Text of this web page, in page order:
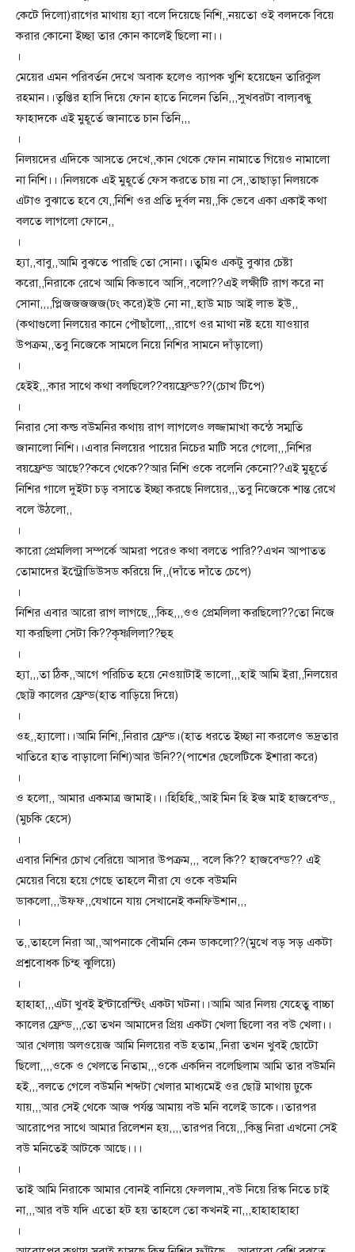
কেটে দিলো)রাগের মাথায় হ্যা বলে দিয়েছে নিশি,,নয়তো ওই বলদকে বিয়ে
করার কোনো ইচ্ছা তার কোন কালেই ছিলো না।।
।
মেয়ের এমন পরিবর্তন দেখে অবাক হলেও ব্যাপক খুশি হয়েছেন তারিকুল
রহমান।।তৃপ্তির হাসি দিয়ে ফোন হাতে নিলেন তিনি,,,সুখবরটা বাল্যবন্ধু
ফাহাদকে এই মুহূর্তে জানাতে চান তিনি,,,
।
নিলয়দের এদিকে আসতে দেখে,,কান থেকে ফোন নামাতে গিয়েও নামালো
না নিশি।।।নিলয়কে এই মুহূর্তে ফেস করতে চায় না সে,,তাছাড়া নিলয়কে
এটাও বুঝাতে হবে যে,,নিশি ওর প্রতি দুর্বল নয়,,কি ভেবে একা একাই কথা
বলতে লাগলো ফোনে,,
।
হ্যা,,বাবু,,আমি বুঝতে পারছি তো সোনা।।তুমিও একটু বুঝার চেষ্টা
করো,,নিরাকে রেখে আমি কিভাবে আসি,,বলো??এই লক্ষীটি রাগ করে না
সোনা,,,,প্লিজজজজজ(ঢং করে)ইউ নো না,,হাউ মাচ আই লাভ ইউ,,
(কথাগুলো নিলয়ের কানে পৌছাঁলো,,,রাগে ওর মাথা নষ্ট হয়ে যাওয়ার
উপক্রম,,তবু নিজেকে সামলে নিয়ে নিশির সামনে দাঁড়ালো)
।
হেইই,,,কার সাথে কথা বলছিলে??বয়ফ্রেন্ড??(চোখ টিপে)
।
নিরার সো কল্ড বউমনির কথায় রাগ লাগলেও লজ্জামাখা কন্ঠে সম্মতি
জানালো নিশি।।এবার নিলয়ের পায়ের নিচের মাটি সরে গেলো,,,নিশির
বয়ফ্রেন্ড আছে??কবে থেকে??আর নিশি ওকে বলেনি কেনো??এই মুহূর্তে
নিশির গালে দুইটা চড় বসাতে ইচ্ছা করছে নিলয়ের,,,তবু নিজেকে শান্ত রেখে
বলে উঠলো,,
।
কারো প্রেমলিলা সম্পর্কে আমরা পরেও কথা বলতে পারি??এখন আপাতত
তোমাদের ইন্ট্রোডিউসড করিয়ে দি,,(দাঁতে দাঁতে চেপে)
।
নিশির এবার আরো রাগ লাগছে,,,কিহ,,,ওও প্রেমলিলা করছিলো??তো নিজে
যা করছিলা সেটা কি??কৃষ্ণলিলা??হুহ
।
হ্যা,,,তা ঠিক,,আগে পরিচিত হয়ে নেওয়াটাই ভালো,,,হাই আমি ইরা,,নিলয়ের
ছোট্ট কালের ফ্রেন্ড(হাত বাড়িয়ে দিয়ে)
।
ওহ,,হ্যালো।।আমি নিশি,,নিরার ফ্রেন্ড।(হাত ধরতে ইচ্ছা না করলেও ভদ্রতার
খাতিরে হাত বাড়ালো নিশি)আর উনি??(পাশের ছেলেটিকে ইশারা করে)
।
ও হলো,, আমার একমাত্র জামাই।।।হিহিহি,,আই মিন হি ইজ মাই হাজবেন্ড,,
(মুচকি হেসে)
।
এবার নিশির চোখ বেরিয়ে আসার উপক্রম,,, বলে কি?? হাজবেন্ড?? এই
মেয়ের বিয়ে হয়ে গেছে তাহলে নীরা যে ওকে বউমনি
ডাকলো,,,উফফ,,যেখানে যায় সেখানেই কনফিউশান,,,
।
ত,,তাহলে নিরা আ,,আপনাকে বৌমনি কেন ডাকলো??(মুখে বড় সড় একটা
প্রশ্নবোধক চিন্হ ঝুলিয়ে)
।
হাহাহা,,,এটা খুবই ইন্টারেস্টিং একটা ঘটনা।।আমি আর নিলয় যেহেতু বাচ্চা
কালের ফ্রেন্ড,,,তো তখন আমাদের প্রিয় একটা খেলা ছিলো বর বউ খেলা।।
আর খেলায় অলওয়েজ আমি নিলয়ের বউ হতাম,,নিরা তখন খুবই ছোটো
ছিলো,,,,ওকে ও খেলতে নিতাম,,,ওকে একদিন বলেছিলাম আমি তার বউমনি
হই,,,বলতে গেলে বউমনি শব্দটা খেলার মাধ্যমেই ওর ছোট্ট মাথায় ঢুকে
যায়,,,আর সেই থেকে আজ পর্যন্ত আমায় বউ মনি বলেই ডাকে।।তারপর
আরোপের সাথে আমার রিলেশন হয়,,,,তারপর বিয়ে,,,কিন্তু নিরা এখনো সেই
বউ মনিতেই আটকে আছে।।।
।
তাই আমি নিরাকে আমার বোনই বানিয়ে ফেললাম,,বউ নিয়ে রিস্ক নিতে চাই
না,,,আর বউ যদি এতো হট হয় তাহলে তো কখনই না,,,হাহাহাহাহা
।